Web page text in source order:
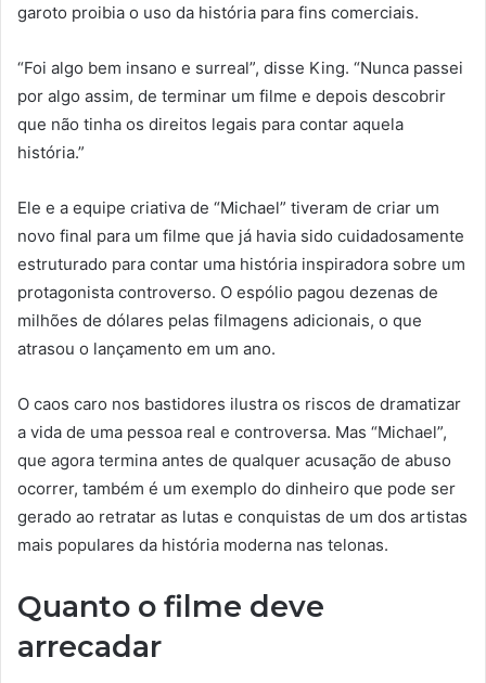
garoto proibia o uso da história para fins comerciais.
“Foi algo bem insano e surreal”, disse King. “Nunca passei
por algo assim, de terminar um filme e depois descobrir
que não tinha os direitos legais para contar aquela
história.”
Ele e a equipe criativa de “Michael” tiveram de criar um
novo final para um filme que já havia sido cuidadosamente
estruturado para contar uma história inspiradora sobre um
protagonista controverso. O espólio pagou dezenas de
milhões de dólares pelas filmagens adicionais, o que
atrasou o lançamento em um ano.
O caos caro nos bastidores ilustra os riscos de dramatizar
a vida de uma pessoa real e controversa. Mas “Michael”,
que agora termina antes de qualquer acusação de abuso
ocorrer, também é um exemplo do dinheiro que pode ser
gerado ao retratar as lutas e conquistas de um dos artistas
mais populares da história moderna nas telonas.
Quanto o filme deve
arrecadar